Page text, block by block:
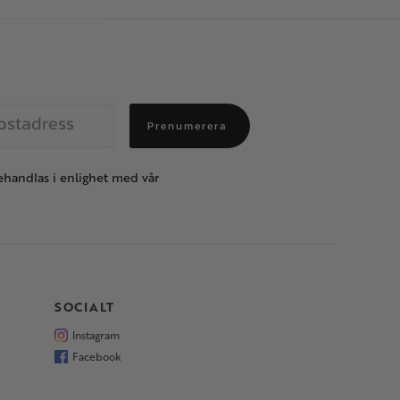
Prenumerera
i enlighet med vår
SOCIALT
Instagram
Facebook